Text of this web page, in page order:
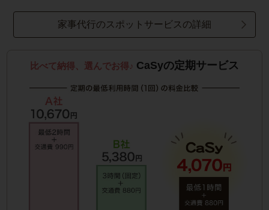
家事代行のスポットサービスの詳細
比べて納得、選んでお得♪ CaSyの定期サービス